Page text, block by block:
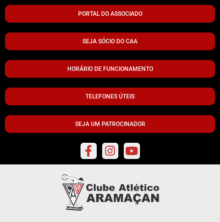
PORTAL DO ASSOCIADO
SEJA SÓCIO DO CAA
HORÁRIO DE FUNCIONAMENTO
TELEFONES ÚTEIS
SEJA UM PATROCINADOR